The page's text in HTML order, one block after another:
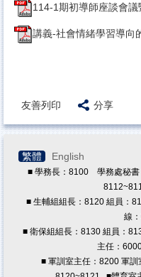
導師專區
學生版行事曆
114-1期初導師座談會
講義-社會情緒學習導向
友善列印 分享
繁體 English
■ 學務長：8100 學務處秘
■ 生輔組組長：8120 組員：
線
■ 衛保組組長：8130 組員：
主任：
■ 軍訓室主任：8200 軍訓